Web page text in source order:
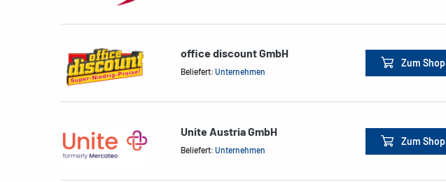
office discount GmbH
Beliefert: Unternehmen
Zum Shop
Unite Austria GmbH
Beliefert: Unternehmen
Zum Shop